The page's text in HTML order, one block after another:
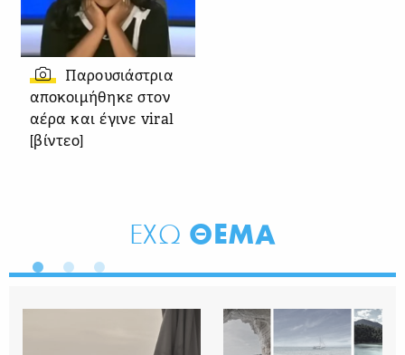
Παρουσιάστρια
αποκοιμήθηκε στον
αέρα και έγινε viral
[βίντεο]
ΕΧΩ ΘΕΜΑ